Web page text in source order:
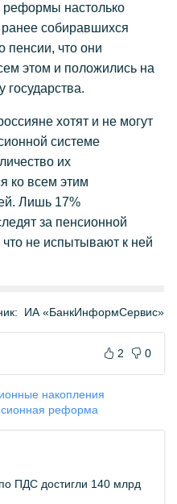
настолько
ранее собиравшихся
пенсии, что они
этом и положились на
государства.
хотят и не могут
системе
их
ко всем этим
Лишь 17%
за пенсионной
не испытывают к ней
ИА «БанкИнформСервис»
2 0
накопления
реформа
ПДС достигли 140 млрд